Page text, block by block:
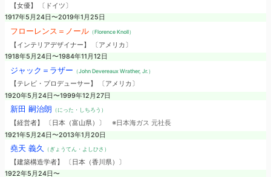
【女優】 〔ドイツ〕
1917年5月24日〜2019年1月25日
フローレンス＝ノール（Florence Knoll）
【インテリアデザイナー】 〔アメリカ〕
1918年5月24日〜1984年11月12日
ジャック＝ラザー （John Devereaux Wrather, Jr.）
【テレビ・プロデューサー】 〔アメリカ〕
1920年5月24日〜1999年12月27日
新田 嗣治朗 （にった・しちろう）
【経営者】 〔日本（富山県）〕 ※日本海ガス 元社長
1921年5月24日〜2013年1月20日
堯天 義久 （ぎょうてん・よしひさ）
【建築構造学者】 〔日本（香川県）〕
1922年5月24日〜